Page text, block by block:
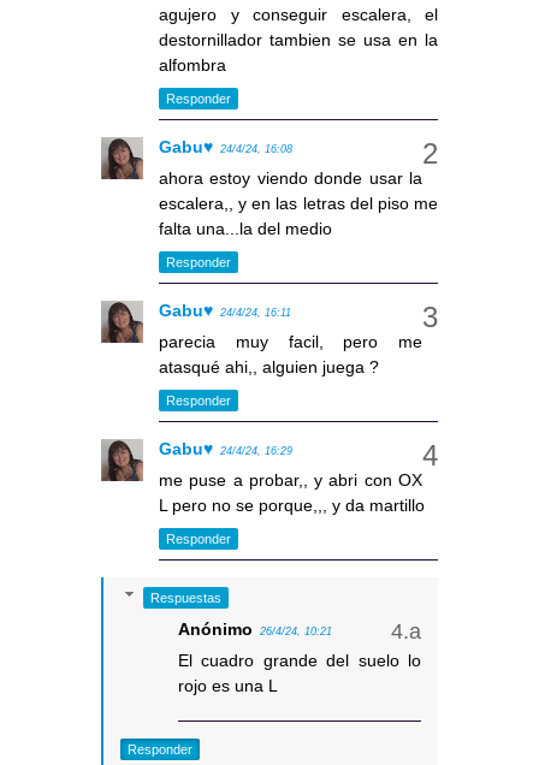
agujero y conseguir escalera, el
destornillador tambien se usa en la
alfombra
Responder
Gabu♥ 24/4/24, 16:08
ahora estoy viendo donde usar la
escalera,, y en las letras del piso me
falta una...la del medio
Responder
Gabu♥ 24/4/24, 16:11
parecia muy facil, pero me
atasqué ahi,, alguien juega ?
Responder
Gabu♥ 24/4/24, 16:29
me puse a probar,, y abri con OX
L pero no se porque,,, y da martillo
Responder
Respuestas
Anónimo 26/4/24, 10:21
El cuadro grande del suelo lo
rojo es una L
Responder